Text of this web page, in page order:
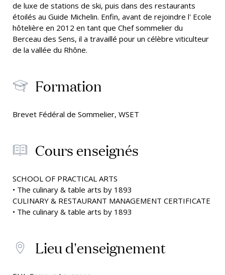
de luxe de stations de ski, puis dans des restaurants
étoilés au Guide Michelin. Enfin, avant de rejoindre l' Ecole
hôtelière en 2012 en tant que Chef sommelier du
Berceau des Sens, il a travaillé pour un célèbre viticulteur
de la vallée du Rhône.
Formation
Brevet Fédéral de Sommelier, WSET
Cours enseignés
SCHOOL OF PRACTICAL ARTS
• The culinary & table arts by 1893
CULINARY & RESTAURANT MANAGEMENT CERTIFICATE
• The culinary & table arts by 1893
Lieu d'enseignement